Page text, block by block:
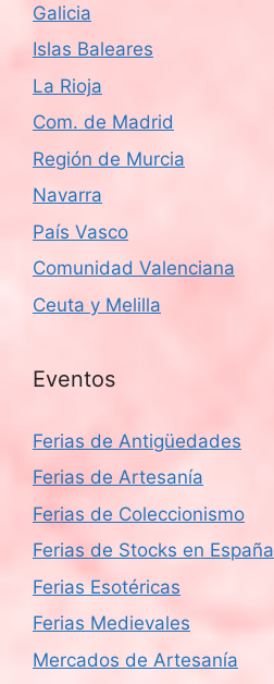
Galicia
Islas Baleares
La Rioja
Com. de Madrid
Región de Murcia
Navarra
País Vasco
Comunidad Valenciana
Ceuta y Melilla
Eventos
Ferias de Antigüedades
Ferias de Artesanía
Ferias de Coleccionismo
Ferias de Stocks en España
Ferias Esotéricas
Ferias Medievales
Mercados de Artesanía